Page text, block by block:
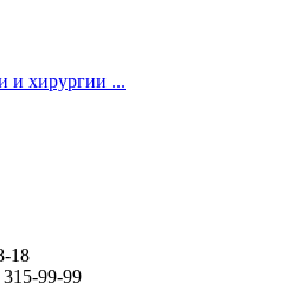
и хирургии ...
18
315-99-99